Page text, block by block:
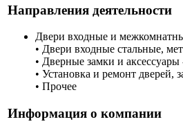
Направления деятельности
Двери входные и
• Двери входные стальные,
• Дверные замки и
• Установка и ремонт дверей,
• Прочее
Информация о компании